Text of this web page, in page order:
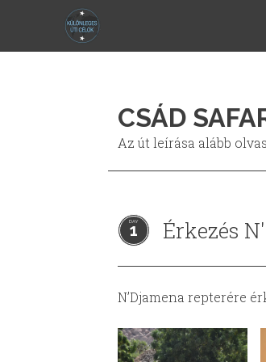
CSÁD
Az út leírása alább
1 Érkezés
N’Djamena repterére